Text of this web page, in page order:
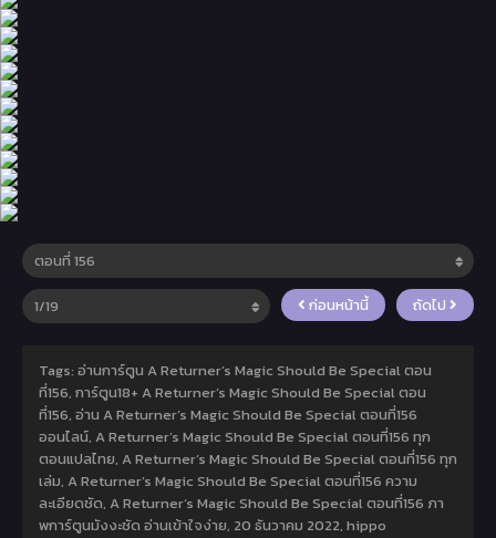
ก่อนหน้านี้ ถัดไป
Tags: อ่านการ์ตูน A Returner’s Magic Should Be Special ตอน
ที่156, การ์ตูน18+ A Returner’s Magic Should Be Special ตอน
ที่156, อ่าน A Returner’s Magic Should Be Special ตอนที่156
ออนไลน์, A Returner’s Magic Should Be Special ตอนที่156 ทุก
ตอนแปลไทย, A Returner’s Magic Should Be Special ตอนที่156 ทุก
เล่ม, A Returner’s Magic Should Be Special ตอนที่156 ความ
ละเอียดชัด, A Returner’s Magic Should Be Special ตอนที่156 ภา
พการ์ตูนมังงะชัด อ่านเข้าใจง่าย, 20 ธันวาคม 2022, hippo